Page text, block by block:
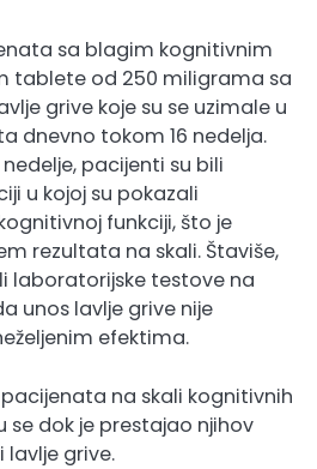
sa blagim kognitivnim
tablete od 250 miligrama sa
grive koje su se uzimale u
dnevno tokom 16 nedelja.
nedelje, pacijenti su bili
u kojoj su pokazali
funkciji, što je
rezultata na skali. Štaviše,
laboratorijske testove na
unos lavlje grive nije
efektima.
na skali kognitivnih
se dok je prestajao njihov
grive.